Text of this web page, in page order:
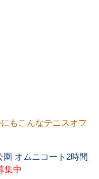
もこんなテニスオフ
オムニコート2時間
集中